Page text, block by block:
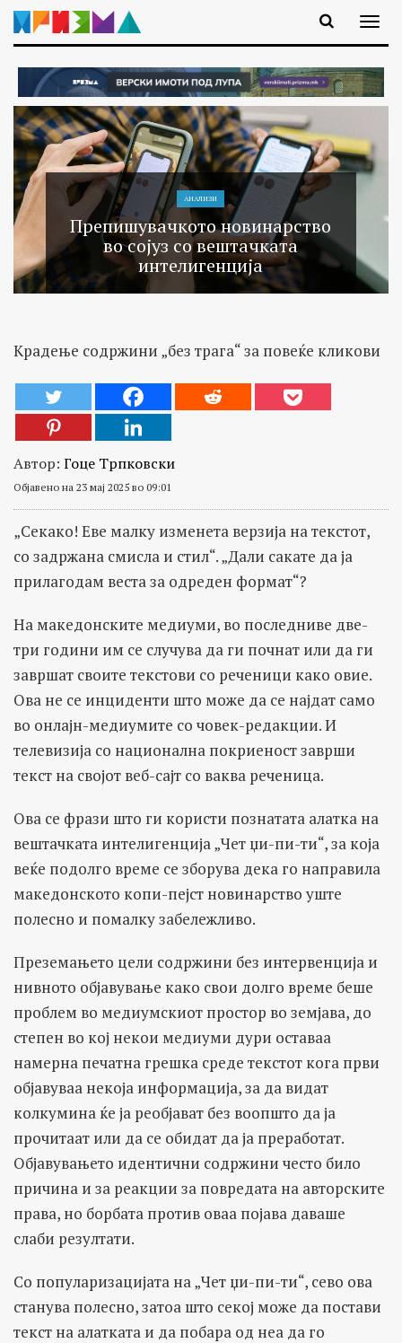
АНАЛИЗИ
Препишувачкото новинарство
во сојуз со вештачката
интелигенција
Крадење содржини „без трага“ за повеќе кликови
Автор: Гоце Трпковски
Објавено на 23 мај 2025 во 09:01
„Секако! Еве малку изменета верзија на текстот,
со задржана смисла и стил“. „Дали сакате да ја
прилагодам веста за одреден формат“?
На македонските медиуми, во последниве две-
три години им се случува да ги почнат или да ги
завршат своите текстови со реченици како овие.
Ова не се инциденти што може да се најдат само
во онлајн-медиумите со човек-редакции. И
телевизија со национална покриеност заврши
текст на својот веб-сајт со ваква реченица.
Ова се фрази што ги користи познатата алатка на
вештачката интелигенција „Чет џи-пи-ти“, за која
веќе подолго време се зборува дека го направила
македонското копи-пејст новинарство уште
полесно и помалку забележливо.
Преземањето цели содржини без интервенција и
нивното објавување како свои долго време беше
проблем во медиумскиот простор во земјава, до
степен во кој некои медиуми дури оставаа
намерна печатна грешка среде текстот кога први
објавуваа некоја информација, за да видат
колкумина ќе ја реобјават без воопшто да ја
прочитаат или да се обидат да ја преработат.
Објавувањето идентични содржини често било
причина и за реакции за повредата на авторските
права, но борбата против оваа појава даваше
слаби резултати.
Со популаризацијата на „Чет џи-пи-ти“, сево ова
станува полесно, затоа што секој може да постави
текст на алатката и да побара од неа да го